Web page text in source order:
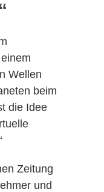
Wellen
beim
die Idee
Zeitung
und